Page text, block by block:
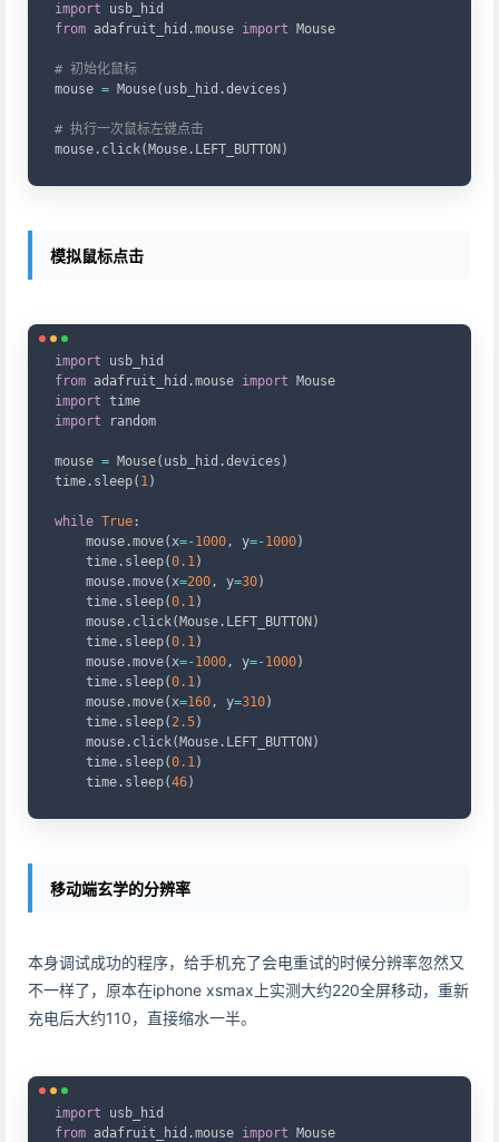
import
from adafruit_hid .mouse import Mouse
# 初始化鼠标
mouse = Mouse( usb_hid .devices )
# 执行一次鼠标左键点击
mouse . click( Mouse . LEFT_BUTTON )
模拟鼠标点击
import
from adafruit_hid .mouse import
import
import random
mouse = Mouse( usb_hid .devices )
time . sleep( 1)
while True :
    mouse
.move(x=- 1000, y=- 1000)
    time
. sleep(0.1)
    mouse
.move(x=200, y=30)
    time
. sleep(0.1)
    mouse
. click( Mouse . LEFT_BUTTON )
    time
. sleep(0.1)
    mouse
.move(x=- 1000, y=- 1000)
    time
. sleep(0.1)
    mouse
.move(x=160, y=310)
    time
. sleep( 2.5)
    mouse
. click( Mouse . LEFT_BUTTON )
    time
. sleep(0.1)
    time
. sleep(46)
移动端玄学的分辨率
本身调试成功的程序，给手机充了会电重试的时候分辨率忽然又
不一样了，原本在iphone xsmax上实测大约220全屏移动，重新
充电后大约110，直接缩水一半。
import
from adafruit_hid .mouse import